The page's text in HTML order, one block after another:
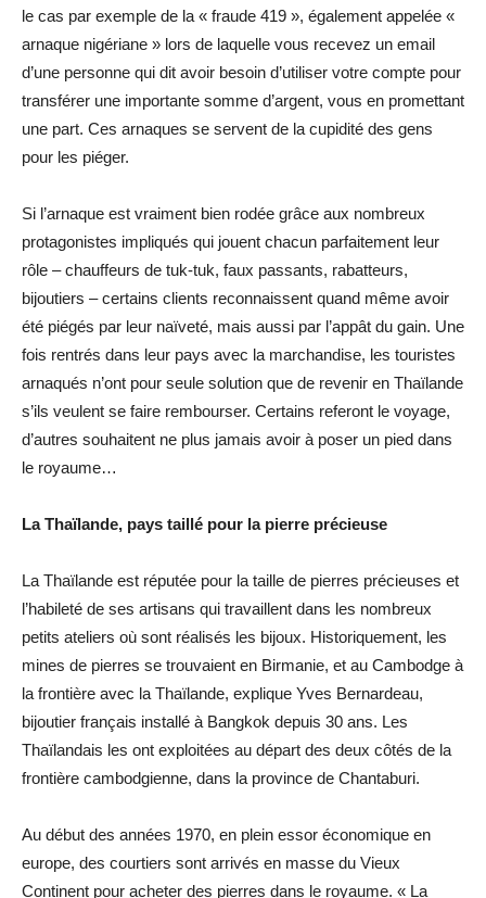
le cas par exemple de la « fraude 419 », également appelée «
arnaque nigériane » lors de laquelle vous recevez un email
d’une personne qui dit avoir besoin d’utiliser votre compte pour
transférer une importante somme d’argent, vous en promettant
une part. Ces arnaques se servent de la cupidité des gens
pour les piéger.
Si l’arnaque est vraiment bien rodée grâce aux nombreux
protagonistes impliqués qui jouent chacun parfaitement leur
rôle – chauffeurs de tuk-tuk, faux passants, rabatteurs,
bijoutiers – certains clients reconnaissent quand même avoir
été piégés par leur naïveté, mais aussi par l’appât du gain. Une
fois rentrés dans leur pays avec la marchandise, les touristes
arnaqués n’ont pour seule solution que de revenir en Thaïlande
s’ils veulent se faire rembourser. Certains referont le voyage,
d’autres souhaitent ne plus jamais avoir à poser un pied dans
le royaume…
La Thaïlande, pays taillé pour la pierre précieuse
La Thaïlande est réputée pour la taille de pierres précieuses et
l’habileté de ses artisans qui travaillent dans les nombreux
petits ateliers où sont réalisés les bijoux. Historiquement, les
mines de pierres se trouvaient en Birmanie, et au Cambodge à
la frontière avec la Thaïlande, explique Yves Bernardeau,
bijoutier français installé à Bangkok depuis 30 ans. Les
Thaïlandais les ont exploitées au départ des deux côtés de la
frontière cambodgienne, dans la province de Chantaburi.
Au début des années 1970, en plein essor économique en
europe, des courtiers sont arrivés en masse du Vieux
Continent pour acheter des pierres dans le royaume. « La